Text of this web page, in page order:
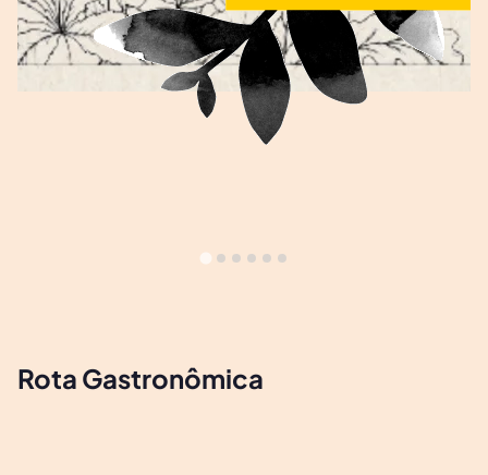
Rota Gastronômica